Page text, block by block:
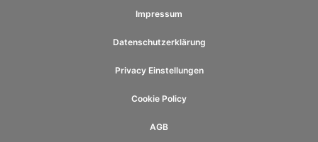
Impressum
Datenschutzerklärung
Privacy Einstellungen
Cookie Policy
AGB